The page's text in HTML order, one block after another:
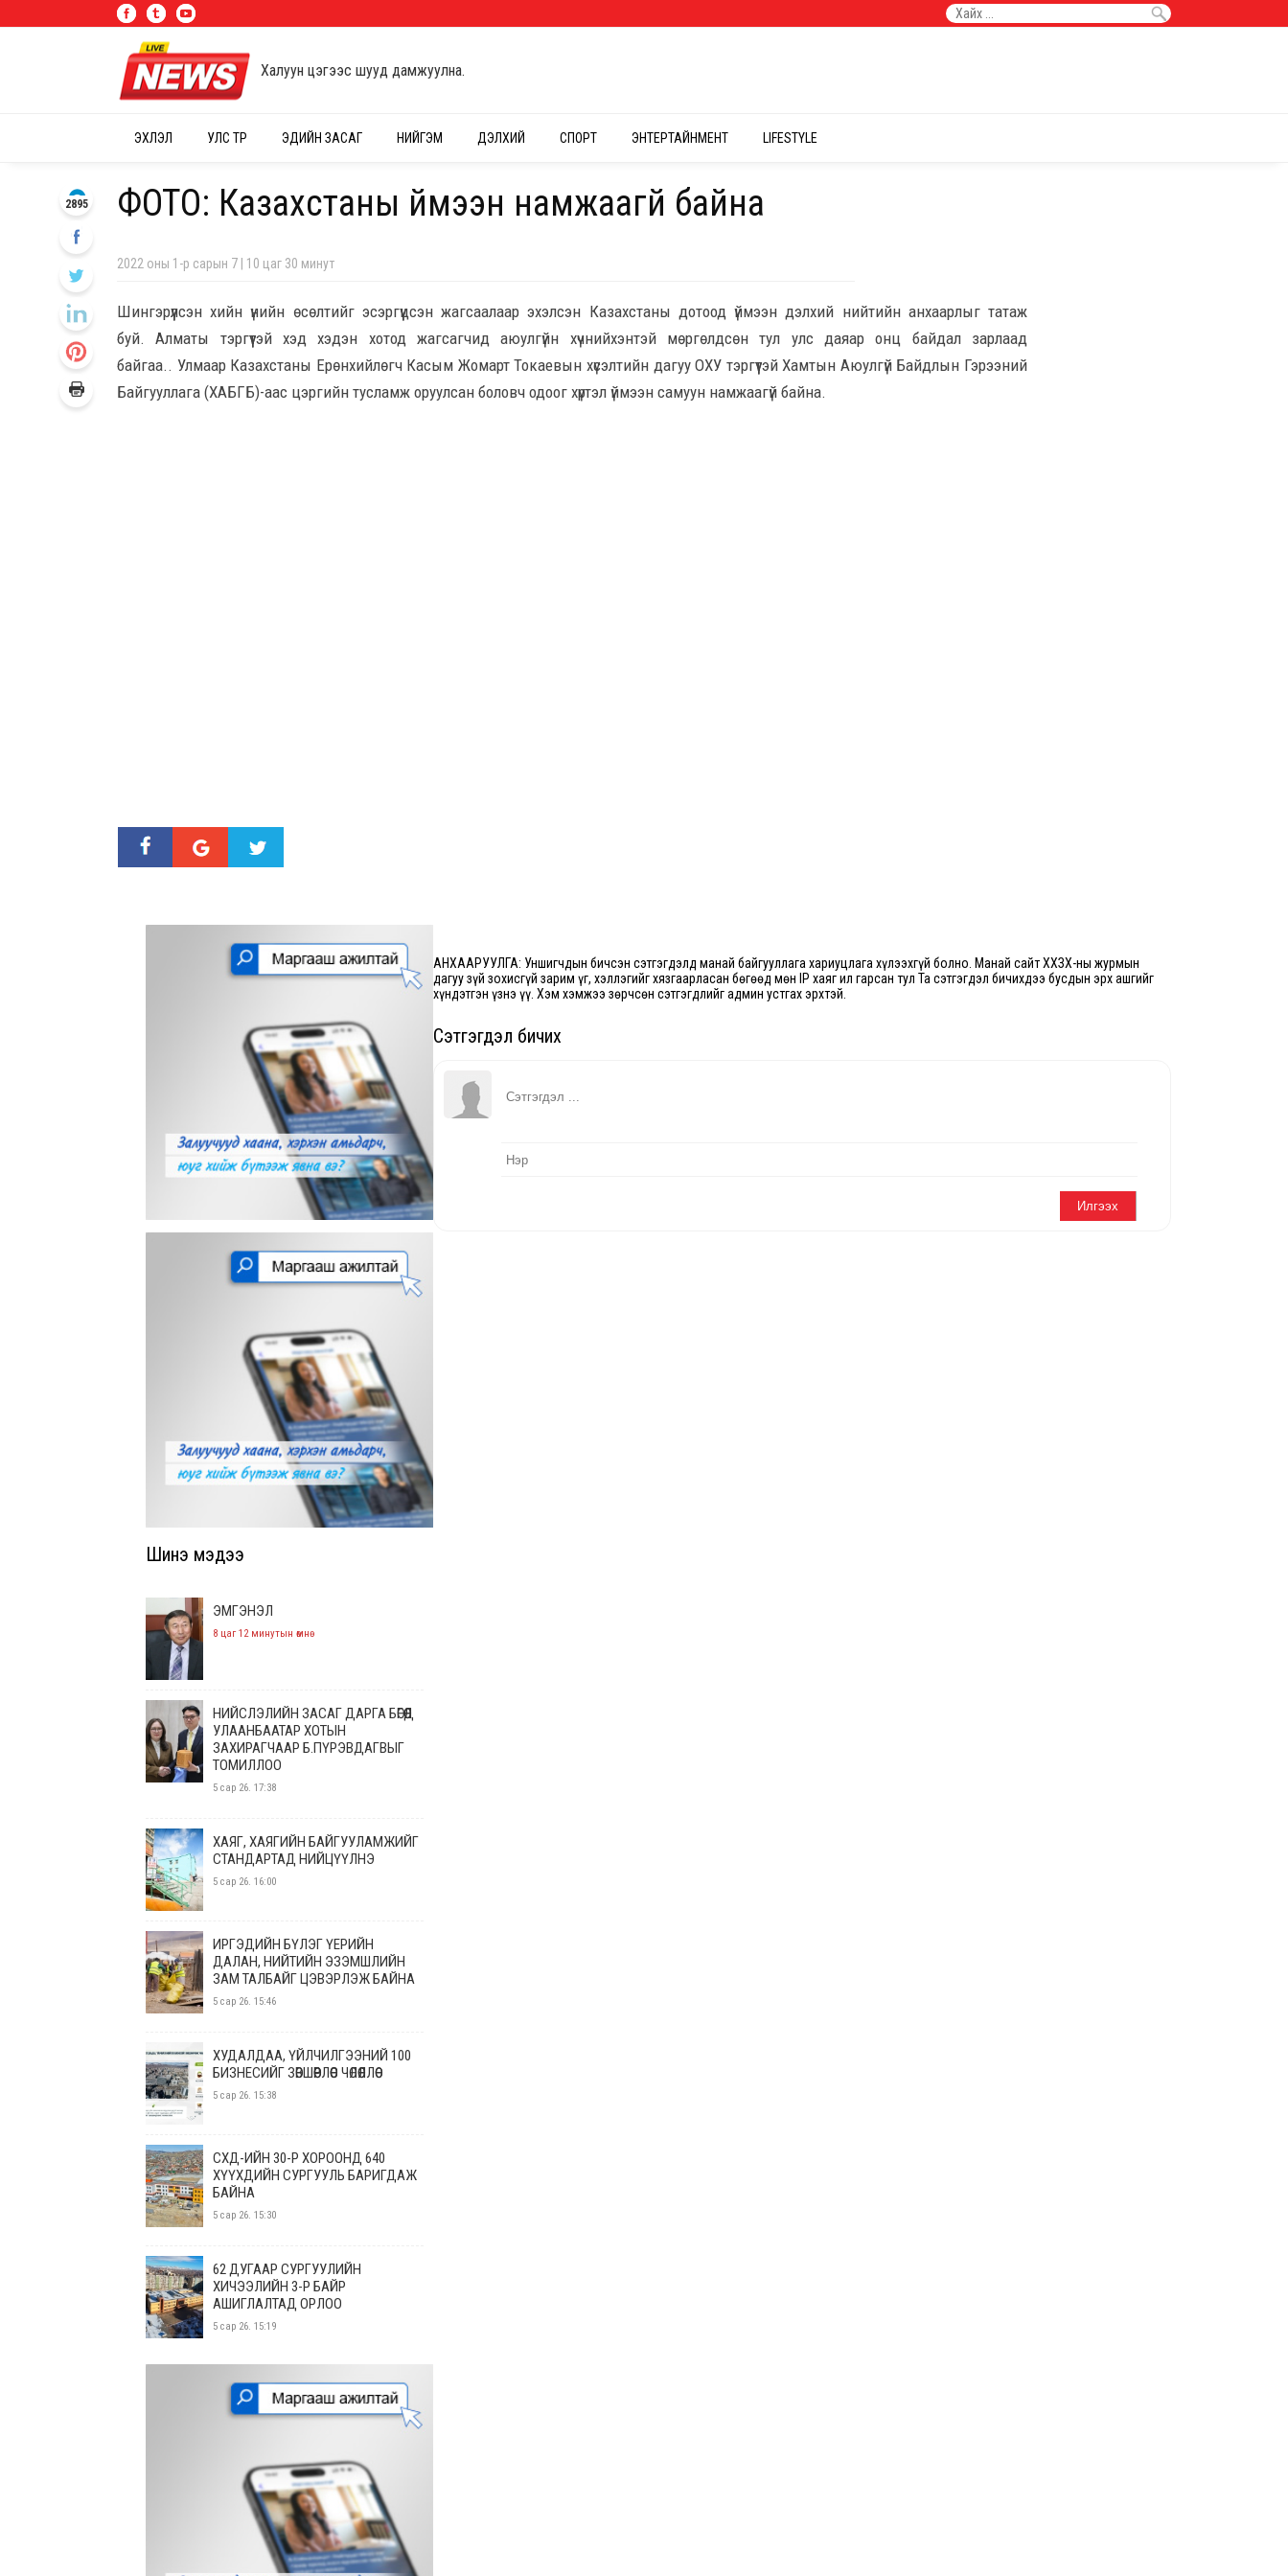
Халуун цэгээс шууд дамжуулна.
ЭХЛЭЛ УЛС ТӨР ЭДИЙН ЗАСАГ НИЙГЭМ ДЭЛХИЙ СПОРТ ЭНТЕРТАЙНМЕНТ LIFESTYLE
ФОТО: Казахстаны үймээн намжаагүй байна
2022 оны 1-р сарын 7 | 10 цаг 30 минут
2895
Шингэрүүлсэн хийн үнийн өсөлтийг эсэргүүцсэн жагсаалаар эхэлсэн Казахстаны дотоод үймээн дэлхий нийтийн анхаарлыг татаж
буй.Алматы тэргүүтэй хэд хэдэн хотод жагсагчид аюулгүйн хүчнийхэнтэй мөргөлдсөн тул улс даяар онц байдал зарлаад
байгаа.. Улмаар Казахстаны Ерөнхийлөгч Касым Жомарт Токаевын хүсэлтийн дагуу ОХУ тэргүүтэй Хамтын Аюулгүй Байдлын Гэрээний
Байгууллага (ХАБГБ)-аас цэргийн тусламж оруулсан боловч одоог хүртэл үймээн самуун намжаагүй байна.
Шинэ мэдээ
ЭМГЭНЭЛ
8 цаг 12 минутын өмнө
НИЙСЛЭЛИЙН ЗАСАГ ДАРГА БӨГӨӨД
УЛААНБААТАР ХОТЫН
ЗАХИРАГЧААР Б.ПҮРЭВДАГВЫГ
ТОМИЛЛОО
5 сар 26. 17:38
ХАЯГ, ХАЯГИЙН БАЙГУУЛАМЖИЙГ
СТАНДАРТАД НИЙЦҮҮЛНЭ
5 сар 26. 16:00
ИРГЭДИЙН БҮЛЭГ ҮЕРИЙН
ДАЛАН, НИЙТИЙН ЭЗЭМШЛИЙН
ЗАМ ТАЛБАЙГ ЦЭВЭРЛЭЖ БАЙНА
5 сар 26. 15:46
ХУДАЛДАА, ҮЙЛЧИЛГЭЭНИЙ 100
БИЗНЕСИЙГ ЗӨВШӨӨРЛӨӨС ЧӨЛӨӨЛЛӨӨ
5 сар 26. 15:38
СХД-ИЙН 30-Р ХОРООНД 640
ХҮҮХДИЙН СУРГУУЛЬ БАРИГДАЖ
БАЙНА
5 сар 26. 15:30
62 ДУГААР СУРГУУЛИЙН
ХИЧЭЭЛИЙН 3-Р БАЙР
АШИГЛАЛТАД ОРЛОО
5 сар 26. 15:19
УСАН СПОРТ СУРГАЛТЫН ТӨВ
ШИНЭЭР АШИГЛАЛТАД ОРЛОО
5 сар 26. 15:08
ЖИЖИГ, ДУНД ҮЙЛДВЭР
ЭРХЛЭГЧДИЙН УДИРДАХ
АЖИЛТНУУДЫН УУЛЗАЛТ БОЛЛОО
5 сар 26. 14:34
АНХААРУУЛГА: Уншигчдын бичсэн сэтгэгдэлд манай байгууллага хариуцлага хүлээхгүй болно. Манай сайт ХХЗХ-ны журмын
дагуу зүй зохисгүй зарим үг, хэллэгийг хязгаарласан бөгөөд мөн IP хаяг ил гарсан тул Та сэтгэгдэл бичихдээ бусдын эрх ашгийг
хүндэтгэн үзнэ үү. Хэм хэмжээ зөрчсөн сэтгэгдлийг админ устгах эрхтэй.
Сэтгэгдэл бичих